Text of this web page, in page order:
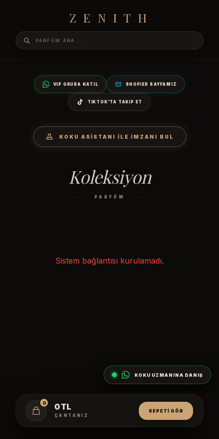
KOKU UZMANINA DANIŞ
ZENITH
VIP GRUBA KATIL SHOPIER SAYFAMIZ
TIKTOK'TA TAKIP ET
KOKU ASISTANI İLE İMZANI BUL
Koleksiyon
PARFÜM
Sistem bağlantısı kurulamadı.
0 0 TL
ÇANTANIZ
SEPETI GÖR